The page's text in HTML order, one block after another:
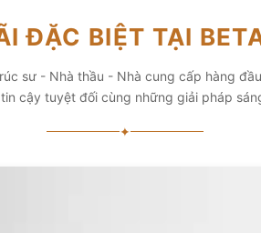
ĐẶC BIỆT TẠI
sư - Nhà thầu - Nhà cung cấp hàng
cậy tuyệt đối cùng những giải pháp
✦